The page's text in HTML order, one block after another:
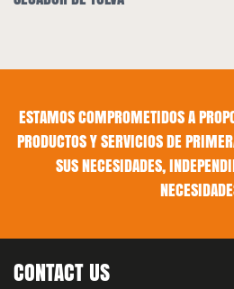
ESTAMOS COMPROMETIDOS A
PRODUCTOS Y SERVICIOS DE
SUS NECESIDADES,
CONTACT US